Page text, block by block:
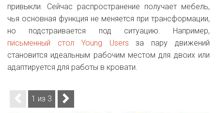
привыкли. Сейчас распространение получает мебель,
чья основная функция не меняется при трансформации,
но подстраивается под ситуацию. Например,
письменный стол Young Users за пару движений
становится идеальным рабочим местом для двоих или
адаптируется для работы в кровати.
1 из 3